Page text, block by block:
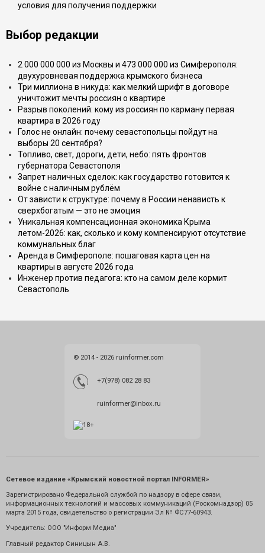
условия для получения поддержки
Выбор редакции
2 000 000 000 из Москвы и 473 000 000 из Симферополя:
двухуровневая поддержка крымского бизнеса
Три миллиона в никуда: как мелкий шрифт в договоре
уничтожит мечты россиян о квартире
Разрыв поколений: кому из россиян по карману первая
квартира в 2026 году
Голос не онлайн: почему севастопольцы пойдут на
выборы 20 сентября?
Топливо, свет, дороги, дети, небо: пять фронтов
губернатора Севастополя
Запрет наличных сделок: как государство готовится к
войне с наличным рублём
От зависти к структуре: почему в России ненависть к
сверхбогатым — это не эмоция
Уникальная компенсационная экономика Крыма
летом-2026: как, сколько и кому компенсируют отсутствие
коммунальных благ
Аренда в Симферополе: пошаговая карта цен на
квартиры в августе 2026 года
Инженер против педагога: кто на самом деле кормит
Севастополь
© 2014 - 2026 ruinformer.com
+7(978) 082 28 83
ruinformer@inbox.ru
Сетевое издание «Крымский новостной портал INFORMER»
Зарегистрировано Федеральной службой по надзору в сфере связи,
информационных технологий и массовых коммуникаций (Роскомнадзор) 05
марта 2015 года, свидетельство о регистрации Эл № ФС77-60943.
Учредитель: ООО "Информ Медиа"
Главный редактор Синицын А.В.